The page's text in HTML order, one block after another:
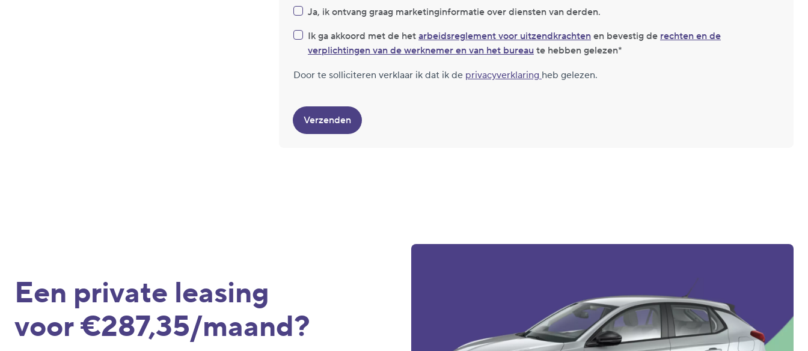
Ja, ik ontvang graag marketinginformatie over diensten van derden.
Ik ga akkoord met de het arbeidsreglement voor uitzendkrachten en bevestig de rechten en de
verplichtingen van de werknemer en van het bureau te hebben gelezen
Door te solliciteren verklaar ik dat ik de privacyverklaring heb gelezen.
Verzenden
Een private leasing
voor €287,35/maand?